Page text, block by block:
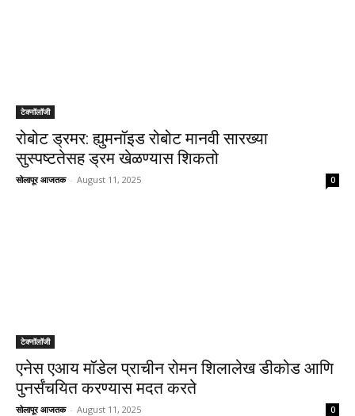
टेक्नॉलॉजी
रोबोट ड्रमर: ह्युमनॉइड रोबोट मानवी सारख्या
सुस्पष्टतेसह ड्रम खेळण्यास शिकतो
सोलापूर आजतक - August 11, 2025 0
टेक्नॉलॉजी
एनेस एआय मॉडेल प्राचीन रोमन शिलालेख डीकोड आणि
पुनर्संचयित करण्यास मदत करते
सोलापूर आजतक - August 11, 2025 0